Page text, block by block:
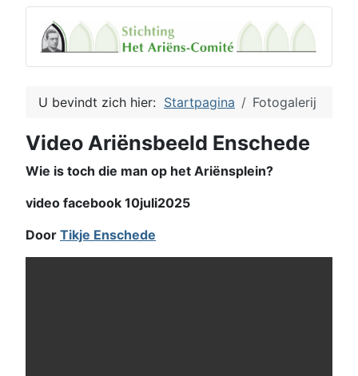
U bevindt zich hier: Startpagina Fotogalerij
Video Ariënsbeeld Enschede
Wie is toch die man op het Ariënsplein?
video facebook 10juli2025
Door Tikje Enschede